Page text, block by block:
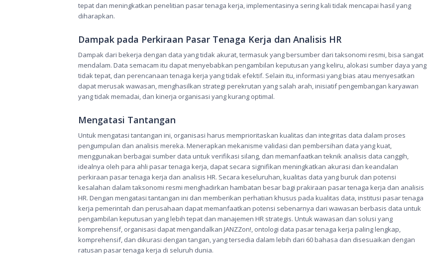
tepat dan meningkatkan penelitian pasar tenaga kerja, implementasinya sering kali tidak mencapai hasil yang
diharapkan.
Dampak pada Perkiraan Pasar Tenaga Kerja dan Analisis HR
Dampak dari bekerja dengan data yang tidak akurat, termasuk yang bersumber dari taksonomi resmi, bisa sangat
mendalam. Data semacam itu dapat menyebabkan pengambilan keputusan yang keliru, alokasi sumber daya yang
tidak tepat, dan perencanaan tenaga kerja yang tidak efektif. Selain itu, informasi yang bias atau menyesatkan
dapat merusak wawasan, menghasilkan strategi perekrutan yang salah arah, inisiatif pengembangan karyawan
yang tidak memadai, dan kinerja organisasi yang kurang optimal.
Mengatasi Tantangan
Untuk mengatasi tantangan ini, organisasi harus memprioritaskan kualitas dan integritas data dalam proses
pengumpulan dan analisis mereka. Menerapkan mekanisme validasi dan pembersihan data yang kuat,
menggunakan berbagai sumber data untuk verifikasi silang, dan memanfaatkan teknik analisis data canggih,
idealnya oleh para ahli pasar tenaga kerja, dapat secara signifikan meningkatkan akurasi dan keandalan
perkiraan pasar tenaga kerja dan analisis HR. Secara keseluruhan, kualitas data yang buruk dan potensi
kesalahan dalam taksonomi resmi menghadirkan hambatan besar bagi prakiraan pasar tenaga kerja dan analisis
HR. Dengan mengatasi tantangan ini dan memberikan perhatian khusus pada kualitas data, institusi pasar tenaga
kerja pemerintah dan perusahaan dapat memanfaatkan potensi sebenarnya dari wawasan berbasis data untuk
pengambilan keputusan yang lebih tepat dan manajemen HR strategis. Untuk wawasan dan solusi yang
komprehensif, organisasi dapat mengandalkan JANZZon!, ontologi data pasar tenaga kerja paling lengkap,
komprehensif, dan dikurasi dengan tangan, yang tersedia dalam lebih dari 60 bahasa dan disesuaikan dengan
ratusan pasar tenaga kerja di seluruh dunia.